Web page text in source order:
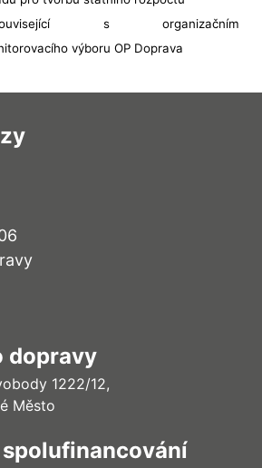
s organizačním
výboru OP Doprava
dopravy
1222/12,
Město